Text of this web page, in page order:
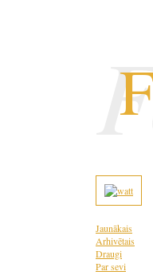
Jaunākais
Arhivētais
Draugi
Par sevi